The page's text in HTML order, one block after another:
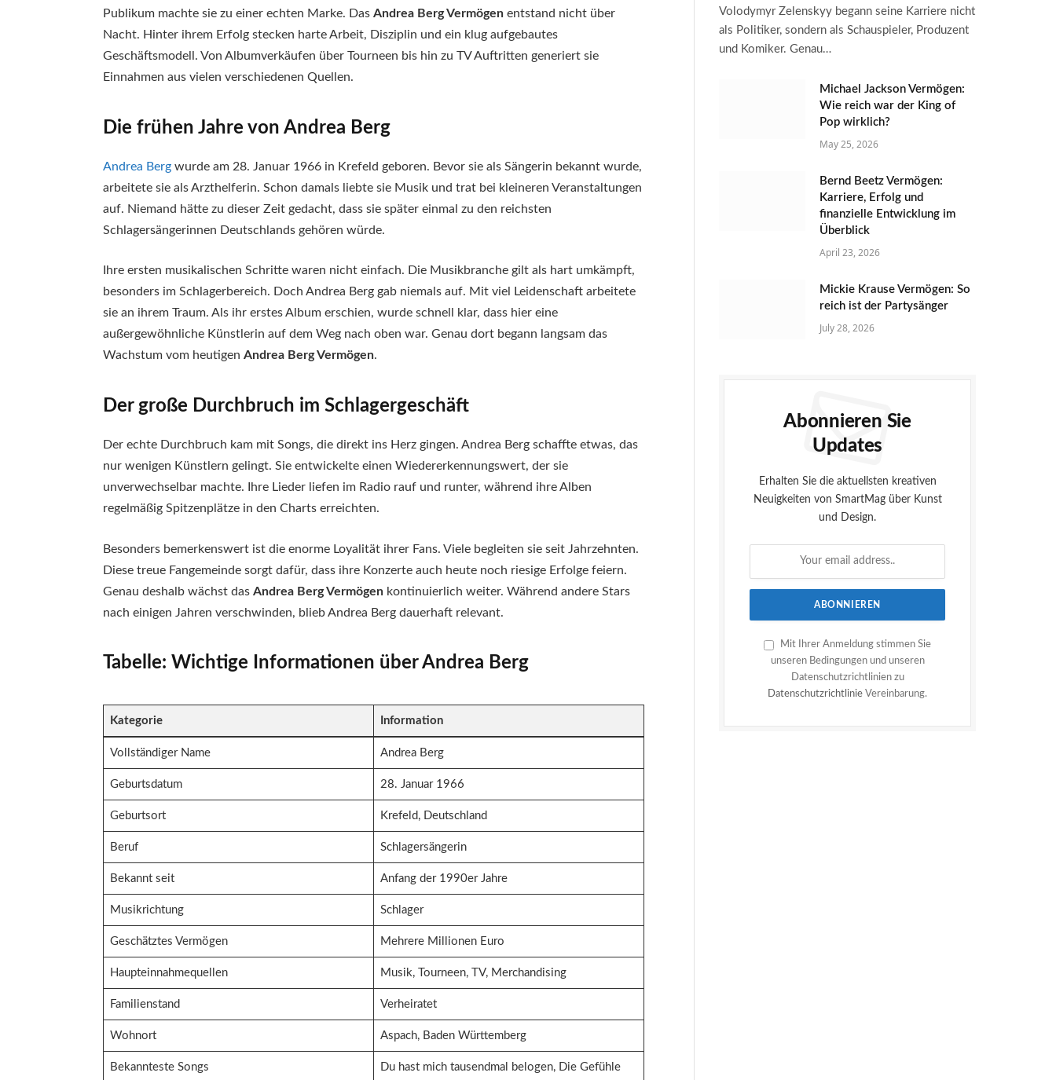
Publikum machte sie zu einer echten Marke. DasAndrea Berg Vermögen entstand nicht über
Nacht. Hinter ihrem Erfolg stecken harte Arbeit, Disziplin und ein klug aufgebautes
Geschäftsmodell. Von Albumverkäufen über Tourneen bis hin zu TV Auftritten generiert sie
Einnahmen aus vielen verschiedenen Quellen.
Die frühen Jahre von Andrea Berg
Andrea Berg wurde am 28. Januar 1966 in Krefeld geboren. Bevor sie als Sängerin bekannt wurde,
arbeitete sie als Arzthelferin. Schon damals liebte sie Musik und trat bei kleineren Veranstaltungen
auf. Niemand hätte zu dieser Zeit gedacht, dass sie später einmal zu den reichsten
Schlagersängerinnen Deutschlands gehören würde.
Ihre ersten musikalischen Schritte waren nicht einfach. Die Musikbranche gilt als hart umkämpft,
besonders im Schlagerbereich. Doch Andrea Berg gab niemals auf. Mit viel Leidenschaft arbeitete
sie an ihrem Traum. Als ihr erstes Album erschien, wurde schnell klar, dass hier eine
außergewöhnliche Künstlerin auf dem Weg nach oben war. Genau dort begann langsam das
Wachstum vom heutigenAndrea Berg Vermögen.
Der große Durchbruch im Schlagergeschäft
Der echte Durchbruch kam mit Songs, die direkt ins Herz gingen. Andrea Berg schaffte etwas, das
nur wenigen Künstlern gelingt. Sie entwickelte einen Wiedererkennungswert, der sie
unverwechselbar machte. Ihre Lieder liefen im Radio rauf und runter, während ihre Alben
regelmäßig Spitzenplätze in den Charts erreichten.
Besonders bemerkenswert ist die enorme Loyalität ihrer Fans. Viele begleiten sie seit Jahrzehnten.
Diese treue Fangemeinde sorgt dafür, dass ihre Konzerte auch heute noch riesige Erfolge feiern.
Genau deshalb wächst dasAndrea Berg Vermögen kontinuierlich weiter. Während andere Stars
nach einigen Jahren verschwinden, blieb Andrea Berg dauerhaft relevant.
Tabelle: Wichtige Informationen über Andrea Berg
Kategorie Information
Vollständiger Name Andrea Berg
Geburtsdatum 28. Januar 1966
Geburtsort Krefeld, Deutschland
Beruf Schlagersängerin
Bekannt seit Anfang der 1990er Jahre
Musikrichtung Schlager
Geschätztes Vermögen Mehrere Millionen Euro
Haupteinnahmequellen Musik, Tourneen, TV, Merchandising
Familienstand Verheiratet
Wohnort Aspach, Baden Württemberg
Bekannteste Songs
Du hast mich tausendmal belogen, Die Gefühle
Volodymyr Zelenskyy begann seine Karriere nicht
als Politiker, sondern als Schauspieler, Produzent
und Komiker. Genau…
Michael Jackson Vermögen:
Wie reich war der King of
Pop wirklich?
May 25, 2026
Bernd Beetz Vermögen:
Karriere, Erfolg und
finanzielle Entwicklung im
Überblick
April 23, 2026
Mickie Krause Vermögen: So
reich ist der Partysänger
July 28, 2026
Abonnieren Sie
Updates
Erhalten Sie die aktuellsten kreativen
Neuigkeiten von SmartMag über Kunst
und Design.
Mit Ihrer Anmeldung stimmen Sie
unseren Bedingungen und unseren
Datenschutzrichtlinien zu
Datenschutzrichtlinie Vereinbarung.